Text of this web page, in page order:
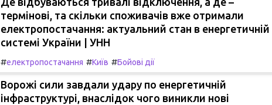
термінові, та скільки споживачів вже отримали
електропостачання: актуальний стан в енергетичній
системі України | УНН
#електропостачання #Київ #Бойові дії
Ворожі сили завдали удару по енергетичній
інфраструктурі, внаслідок чого виникли нові